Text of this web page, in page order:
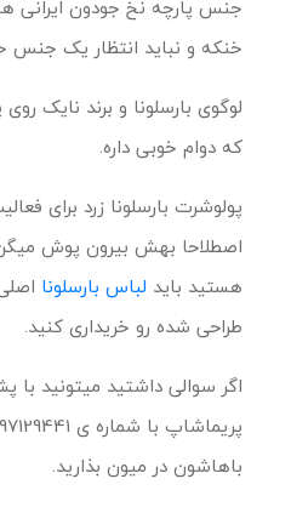
جنس پارچه نخ جودون
خنکه و نباید انتظار یک جنس
لوگوی بارسلونا و برند نایک
که دوام خوبی داره.
پولوشرت بارسلونا زرد برای
اصطلاحا بهش بیرون پوش
هستید باید لباس بارسلونا
طراحی شده رو خریداری کنید.
اگر سوالی داشتید میتونید با
باهاشون در میون بذارید.